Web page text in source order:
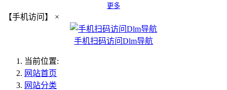
更多
【手机访问】 ×
手机扫码访问Dlm导航
当前位置:
网站首页
网站分类